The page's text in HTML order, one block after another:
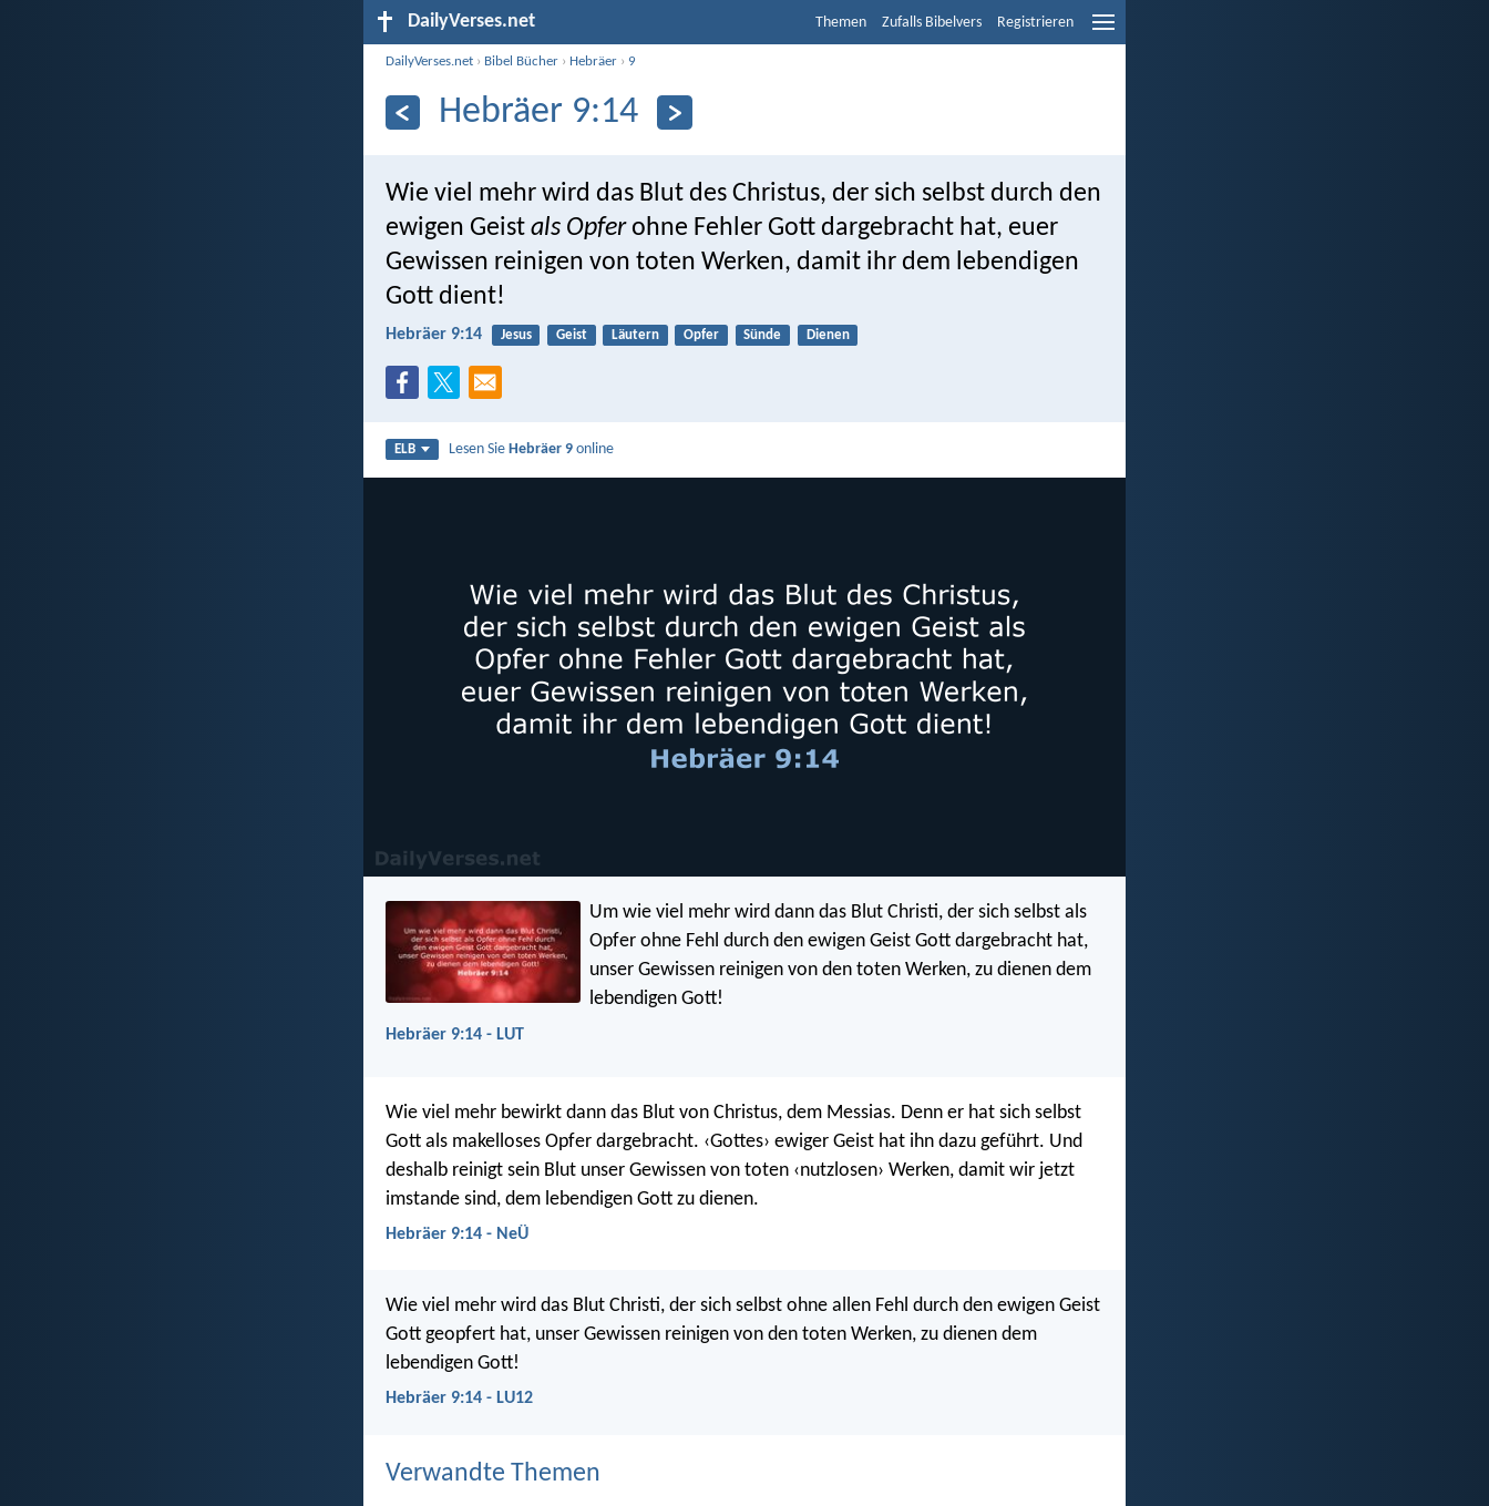
DailyVerses.net Themen Zufalls Bibelvers Registrieren
DailyVerses.net › Bibel Bücher › Hebräer › 9
Hebräer 9:14
Wie viel mehr wird das Blut des Christus, der sich selbst durch den
ewigen Geist als Opferohne Fehler Gott dargebracht hat, euer
Gewissen reinigen von toten Werken, damit ihr dem lebendigen
Gott dient!
Hebräer 9:14 Jesus Geist Läutern Opfer Sünde Dienen
ELB Lesen SieHebräer 9 online
Um wie viel mehr wird dann das Blut Christi, der sich selbst als
Opfer ohne Fehl durch den ewigen Geist Gott dargebracht hat,
unser Gewissen reinigen von den toten Werken, zu dienen dem
lebendigen Gott!
Hebräer 9:14 - LUT
Wie viel mehr bewirkt dann das Blut von Christus, dem Messias. Denn er hat sich selbst
Gott als makelloses Opfer dargebracht. ‹Gottes› ewiger Geist hat ihn dazu geführt. Und
deshalb reinigt sein Blut unser Gewissen von toten ‹nutzlosen› Werken, damit wir jetzt
imstande sind, dem lebendigen Gott zu dienen.
Hebräer 9:14 - NeÜ
Wie viel mehr wird das Blut Christi, der sich selbst ohne allen Fehl durch den ewigen Geist
Gott geopfert hat, unser Gewissen reinigen von den toten Werken, zu dienen dem
lebendigen Gott!
Hebräer 9:14 - LU12
Verwandte Themen